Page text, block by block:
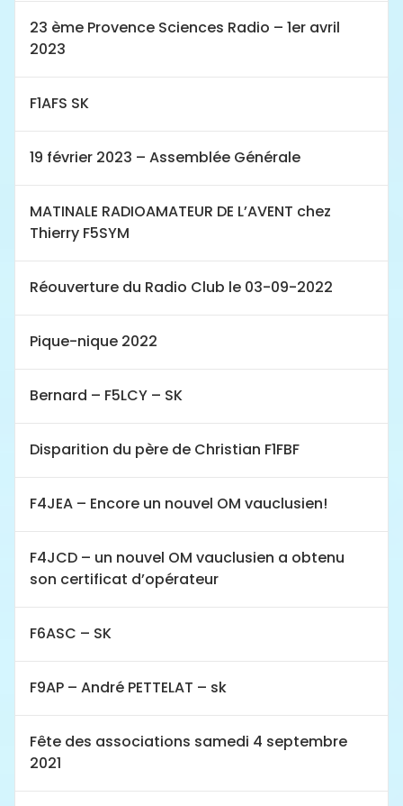
23 ème Provence Sciences Radio – 1er avril
2023
F1AFS SK
19 février 2023 – Assemblée Générale
MATINALE RADIOAMATEUR DE L’AVENT chez
Thierry F5SYM
Réouverture du Radio Club le 03-09-2022
Pique-nique 2022
Bernard – F5LCY – SK
Disparition du père de Christian F1FBF
F4JEA – Encore un nouvel OM vauclusien!
F4JCD – un nouvel OM vauclusien a obtenu
son certificat d’opérateur
F6ASC – SK
F9AP – André PETTELAT – sk
Fête des associations samedi 4 septembre
2021